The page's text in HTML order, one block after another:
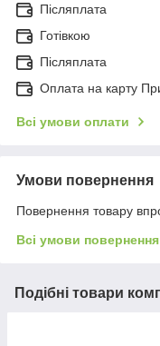
Післяплата
Готівкою
Післяплата
Оплата на карту
Всі умови оплати
Умови повернення
Повернення товару
Всі умови повернення
Подібні товари